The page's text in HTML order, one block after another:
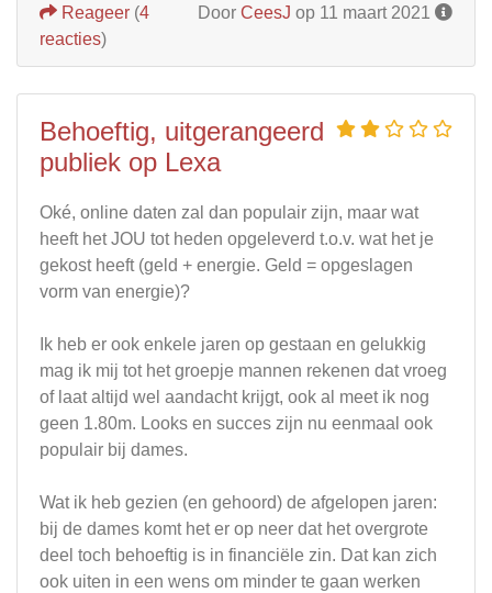
Door CeesJ op 11 maart 2021
Reageer (4
reacties)
Behoeftig, uitgerangeerd
publiek op Lexa
Oké, online daten zal dan populair zijn, maar wat
heeft het JOU tot heden opgeleverd t.o.v. wat het je
gekost heeft (geld + energie. Geld = opgeslagen
vorm van energie)?
Ik heb er ook enkele jaren op gestaan en gelukkig
mag ik mij tot het groepje mannen rekenen dat vroeg
of laat altijd wel aandacht krijgt, ook al meet ik nog
geen 1.80m. Looks en succes zijn nu eenmaal ook
populair bij dames.
Wat ik heb gezien (en gehoord) de afgelopen jaren:
bij de dames komt het er op neer dat het overgrote
deel toch behoeftig is in financiële zin. Dat kan zich
ook uiten in een wens om minder te gaan werken